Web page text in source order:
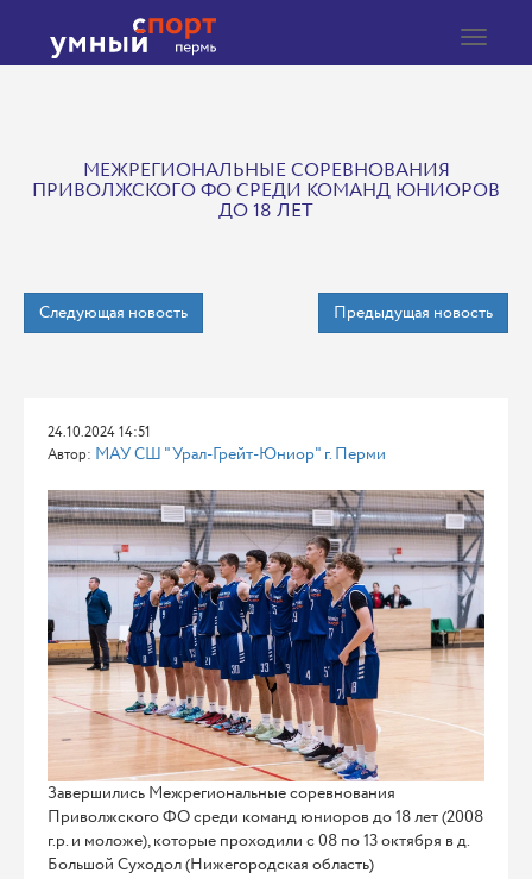
Toggle
МЕЖРЕГИОНАЛЬНЫЕ СОРЕВНОВАНИЯ
ПРИВОЛЖСКОГО ФО СРЕДИ КОМАНД ЮНИОРОВ
ДО 18 ЛЕТ
Следующая новость Предыдущая новость
24.10.2024 14:51
Автор: МАУ СШ "Урал-Грейт-Юниор" г. Перми
Завершились Межрегиональные соревнования
Приволжского ФО среди команд юниоров до 18 лет (2008
г.р. и моложе), которые проходили с 08 по 13 октября в д.
Большой Суходол (Нижегородская область)